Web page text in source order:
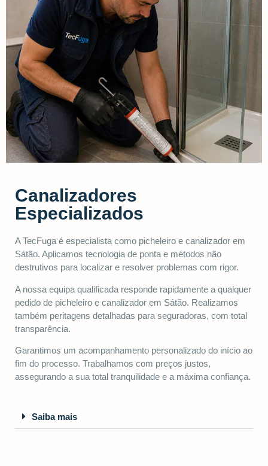
Canalizadores
Especializados
A TecFuga é especialista como picheleiro e canalizador em
Sátão. Aplicamos tecnologia de ponta e métodos não
destrutivos para localizar e resolver problemas com rigor.
A nossa equipa qualificada responde rapidamente a qualquer
pedido de picheleiro e canalizador em Sátão. Realizamos
também peritagens detalhadas para seguradoras, com total
transparência.
Garantimos um acompanhamento personalizado do início ao
fim do processo. Trabalhamos com preços justos,
assegurando a sua total tranquilidade e a máxima confiança.
Saiba mais